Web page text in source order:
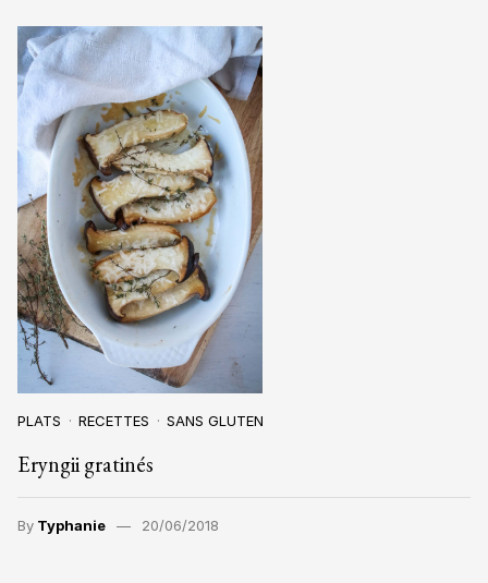
PLATS RECETTES SANS GLUTEN
Eryngii gratinés
By Typhanie 20/06/2018